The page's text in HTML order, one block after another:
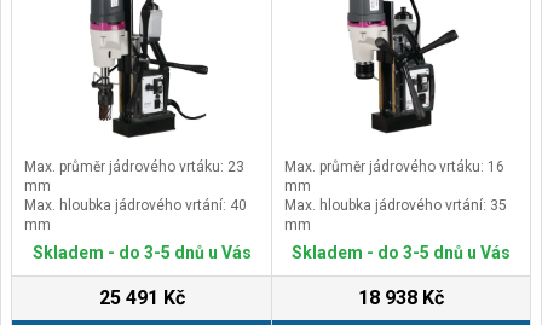
Max. průměr jádrového vrtáku: 23
mm
Max. hloubka jádrového vrtání: 40
mm
Upnutí: Weldon 19 mm 3/4″
Otáčky: 100–600ot/min
Skladem - do 3-5 dnů u Vás
25 491 Kč
Max. průměr jádrového vrtáku: 16
mm
Max. hloubka jádrového vrtání: 35
mm
Upnutí: Weldon 19 mm 3/4″
Otáčky: 100–530ot/min
Skladem - do 3-5 dnů u Vás
18 938 Kč